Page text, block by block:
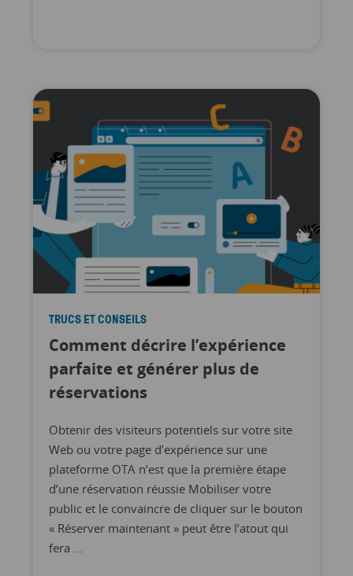
TRUCS ET CONSEILS
Comment décrire l’expérience
parfaite et générer plus de
réservations
Obtenir des visiteurs potentiels sur votre site
Web ou votre page d’expérience sur une
plateforme OTA n’est que la première étape
d’une réservation réussie Mobiliser votre
public et le convaincre de cliquer sur le bouton
« Réserver maintenant » peut être l’atout qui
fera ...